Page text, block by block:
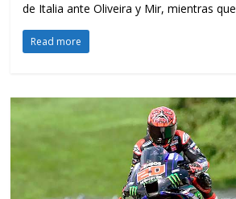
de Italia ante Oliveira y Mir, mientras que
Read more